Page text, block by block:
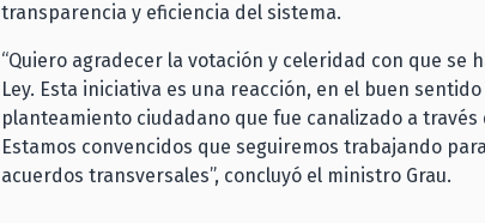
transparencia y eficiencia del sistema.
“Quiero agradecer la votación y celeridad con que se
Ley. Esta iniciativa es una reacción, en el buen
planteamiento ciudadano que fue canalizado a
Estamos convencidos que seguiremos trabajando
acuerdos transversales”, concluyó el ministro Grau.